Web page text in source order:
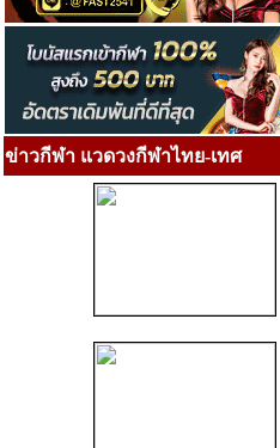
ข่าวกีฬา แวดวงกีฬาไทย-เทศ